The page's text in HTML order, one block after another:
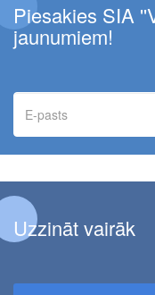
Piesakies SIA
jaunumiem!
pasts
Uzzināt vairāk